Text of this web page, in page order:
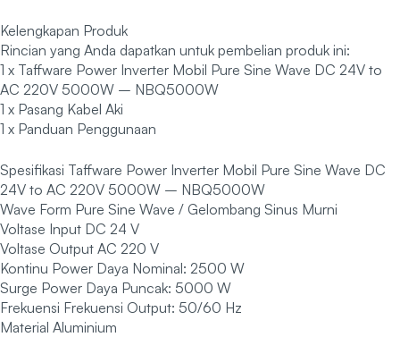
Kelengkapan Produk
Rincian yang Anda dapatkan untuk pembelian produk ini:
1 x Taffware Power Inverter Mobil Pure Sine Wave DC 24V to
AC 220V 5000W – NBQ5000W
1 x Pasang Kabel Aki
1 x Panduan Penggunaan
Spesifikasi Taffware Power Inverter Mobil Pure Sine Wave DC
24V to AC 220V 5000W – NBQ5000W
Wave Form Pure Sine Wave / Gelombang Sinus Murni
Voltase Input DC 24 V
Voltase Output AC 220 V
Kontinu Power Daya Nominal: 2500 W
Surge Power Daya Puncak: 5000 W
Frekuensi Frekuensi Output: 50/60 Hz
Material Aluminium